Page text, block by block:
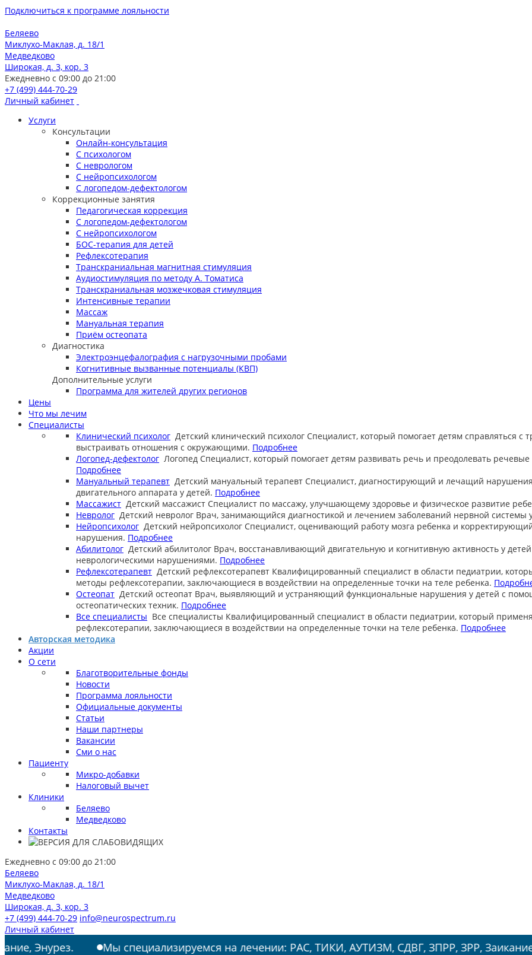
Подключиться к программе лояльности
Беляево
Миклухо-Маклая, д. 18/1
Медведково
Широкая, д. 3, кор. 3
Ежедневно с 09:00 до 21:00
+7 (499) 444-70-29
Личный кабинет
Услуги
Консультации
Онлайн-консультация
С психологом
С неврологом
С нейропсихологом
С логопедом-дефектологом
Коррекционные занятия
Педагогическая коррекция
С логопедом-дефектологом
С нейропсихологом
БОС-терапия для детей
Рефлексотерапия
Транскраниальная магнитная стимуляция
Аудиостимуляция по методу А. Томатиса
Транскраниальная мозжечковая стимуляция
Интенсивные терапии
Массаж
Мануальная терапия
Приём остеопата
Диагностика
Электроэнцефалография с нагрузочными пробами
Когнитивные вызванные потенциалы (КВП)
Дополнительные услуги
Программа для жителей других регионов
Цены
Что мы лечим
Специалисты
Клинический психолог Детский клинический психолог Специалист, который помогает детям справляться с
выстраивать отношения с окружающими. Подробнее
Логопед-дефектолог Логопед Специалист, который помогает детям развивать речь и преодолевать
Подробнее
Мануальный терапевт Детский мануальный терапевт Специалист, диагностирующий и лечащий
двигательного аппарата у детей. Подробнее
Массажист Детский массажист Специалист по массажу, улучшающему здоровье и физическое развитие
Невролог Детский невролог Врач, занимающийся диагностикой и лечением заболеваний нервной системы
Нейропсихолог Детский нейропсихолог Специалист, оценивающий работу мозга ребенка и
нарушения. Подробнее
Абилитолог Детский абилитолог Врач, восстанавливающий двигательную и когнитивную активность у детей
неврологическими нарушениями. Подробнее
Рефлексотерапевт Детский рефлексотерапевт Квалифицированный специалист в области педиатрии,
методы рефлексотерапии, заключающиеся в воздействии на определенные точки на теле ребенка.
Остеопат Детский остеопат Врач, выявляющий и устраняющий функциональные нарушения у детей с
остеопатических техник. Подробнее
Все специалисты Все специалисты Квалифицированный специалист в области педиатрии, который
рефлексотерапии, заключающиеся в воздействии на определенные точки на теле ребенка. Подробнее
Авторская методика
Акции
О сети
Благотворительные фонды
Новости
Программа лояльности
Официальные документы
Статьи
Наши партнеры
Вакансии
Сми о нас
Пациенту
Микро-добавки
Налоговый вычет
Клиники
Беляево
Медведково
Контакты
Ежедневно с 09:00 до 21:00
Беляево
Миклухо-Маклая, д. 18/1
Медведково
Широкая, д. 3, кор. 3
+7 (499) 444-70-29 info@neurospectrum.ru
Личный кабинет
Мы специализируемся на лечении: РАС, ТИКИ, АУТИЗМ, СДВГ, ЗПРР, ЗРР, Заикание, Энурез.